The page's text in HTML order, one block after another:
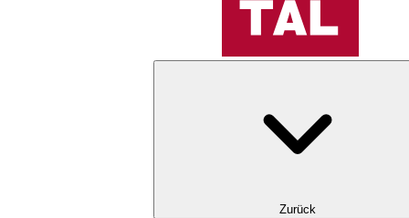
Zurück